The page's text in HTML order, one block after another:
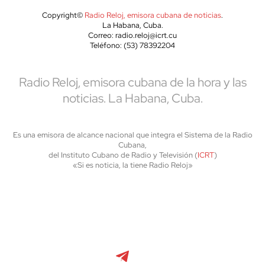
Copyright© Radio Reloj, emisora cubana de noticias.
La Habana, Cuba.
Correo: radio.reloj@icrt.cu
Teléfono: (53) 78392204
Radio Reloj, emisora cubana de la hora y las
noticias. La Habana, Cuba.
Es una emisora de alcance nacional que integra el Sistema de la Radio
Cubana,
del Instituto Cubano de Radio y Televisión (ICRT)
«Si es noticia, la tiene Radio Reloj»